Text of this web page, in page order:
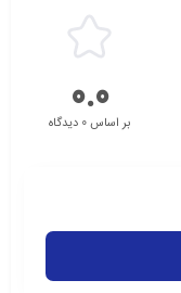
0.0بر اساس 0 دیدگاه